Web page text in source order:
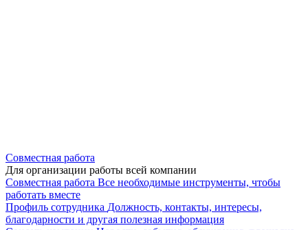
Совместная работа
Для организации работы всей компании
Совместная работа Все необходимые инструменты, чтобы
работать вместе
Профиль сотрудника Должность, контакты, интересы,
благодарности и другая полезная информация